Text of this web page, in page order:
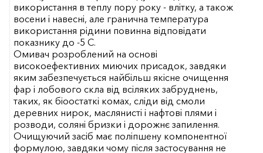
використання в теплу пору року - влітку, а також
восени і навесні, але гранична температура
використання рідини повинна відповідати
показнику до -5 С.
Омивач розроблений на основі
високоефективних миючих присадок, завдяки
яким забезпечується найбільш якісне очищення
фар і лобового скла від всіляких забруднень,
таких, як біоостаткі комах, сліди від смоли
деревних нирок, маслянисті і нафтові плями і
розводи, соляні бризки і дорожнє запилення.
Очищуючий засіб має поліпшену компонентної
формулою, завдяки чому після застосування не